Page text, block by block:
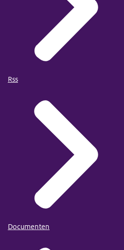
Rss
Documenten